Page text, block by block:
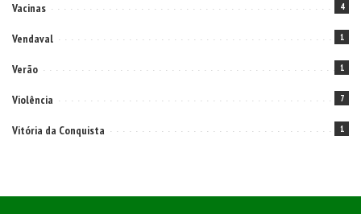
Vacinas 4
Vendaval 1
Verão 1
Violência 7
Vitória da Conquista 1